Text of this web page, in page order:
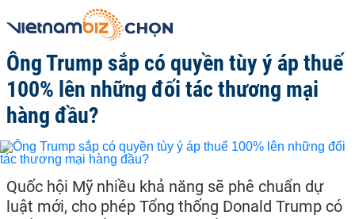
Ông Trump sắp có quyền tùy ý áp thuế
100% lên những đối tác thương mại
hàng đầu?
Quốc hội Mỹ nhiều khả năng sẽ phê chuẩn dự
luật mới, cho phép Tổng thống Donald Trump có